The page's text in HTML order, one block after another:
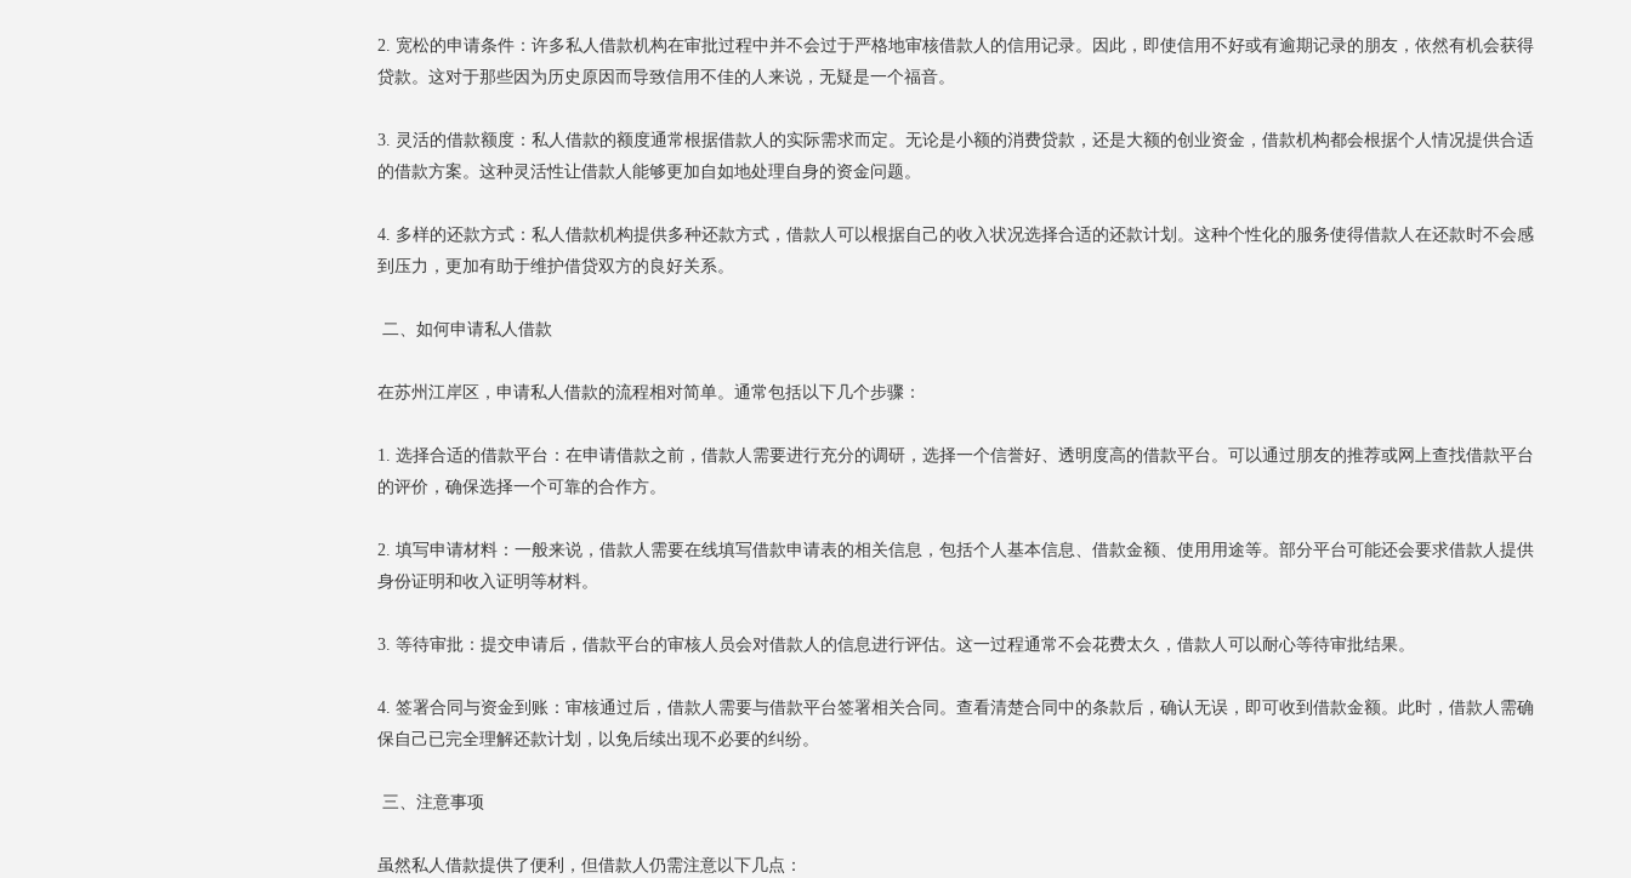
2. 宽松的申请条件：许多私人借款机构在审批过程中并不会过于严格地审核借款人的信用记录。因此，即使信用不好或有逾期记录的朋友，依然有机会获得
贷款。这对于那些因为历史原因而导致信用不佳的人来说，无疑是一个福音。
3. 灵活的借款额度：私人借款的额度通常根据借款人的实际需求而定。无论是小额的消费贷款，还是大额的创业资金，借款机构都会根据个人情况提供合适
的借款方案。这种灵活性让借款人能够更加自如地处理自身的资金问题。
4. 多样的还款方式：私人借款机构提供多种还款方式，借款人可以根据自己的收入状况选择合适的还款计划。这种个性化的服务使得借款人在还款时不会感
到压力，更加有助于维护借贷双方的良好关系。
二、如何申请私人借款
在苏州江岸区，申请私人借款的流程相对简单。通常包括以下几个步骤：
1. 选择合适的借款平台：在申请借款之前，借款人需要进行充分的调研，选择一个信誉好、透明度高的借款平台。可以通过朋友的推荐或网上查找借款平台
的评价，确保选择一个可靠的合作方。
2. 填写申请材料：一般来说，借款人需要在线填写借款申请表的相关信息，包括个人基本信息、借款金额、使用用途等。部分平台可能还会要求借款人提供
身份证明和收入证明等材料。
3. 等待审批：提交申请后，借款平台的审核人员会对借款人的信息进行评估。这一过程通常不会花费太久，借款人可以耐心等待审批结果。
4. 签署合同与资金到账：审核通过后，借款人需要与借款平台签署相关合同。查看清楚合同中的条款后，确认无误，即可收到借款金额。此时，借款人需确
保自己已完全理解还款计划，以免后续出现不必要的纠纷。
三、注意事项
虽然私人借款提供了便利，但借款人仍需注意以下几点：